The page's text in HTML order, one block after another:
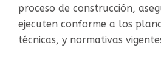
proceso de construcción,
ejecuten conforme a los
técnicas, y normativas